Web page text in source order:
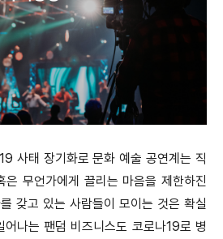
사태 장기화로 문화 예술 공연계는 직
은 무언가에게 끌리는 마음을 제한하진
갖고 있는 사람들이 모이는 것은 확실
어나는 팬덤 비즈니스도 코로나19로 병